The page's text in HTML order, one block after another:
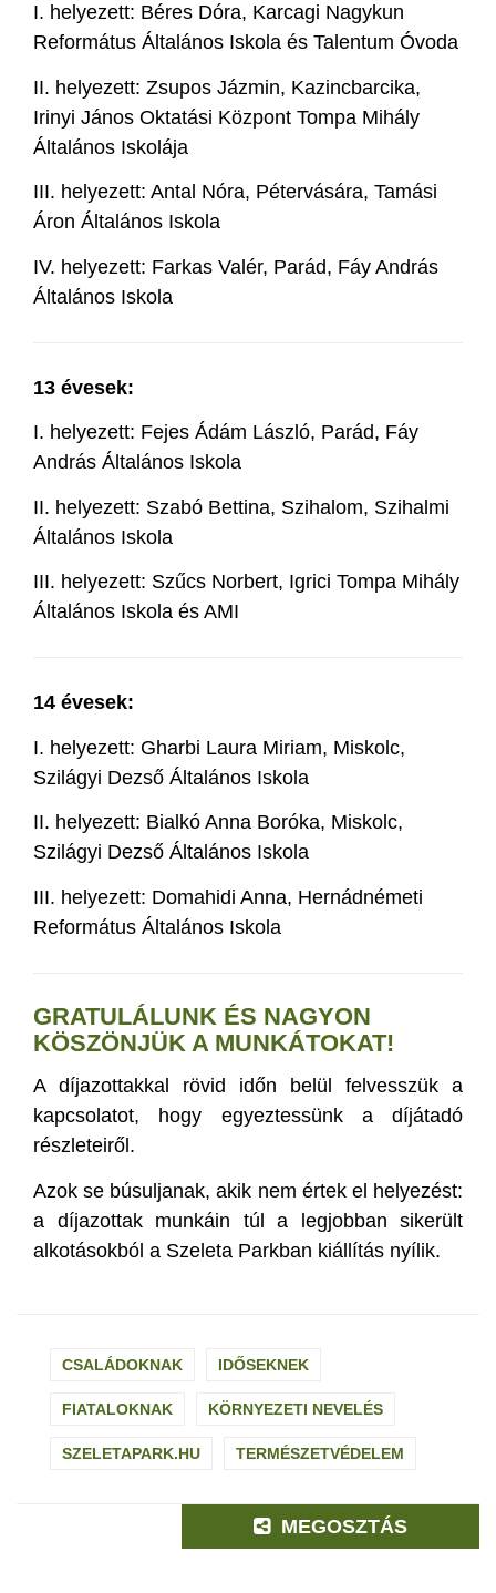
I. helyezett: Béres Dóra, Karcagi Nagykun
Református Általános Iskola és Talentum Óvoda
II. helyezett: Zsupos Jázmin, Kazincbarcika,
Irinyi János Oktatási Központ Tompa Mihály
Általános Iskolája
III. helyezett: Antal Nóra, Pétervására, Tamási
Áron Általános Iskola
IV. helyezett: Farkas Valér, Parád, Fáy András
Általános Iskola
13 évesek:
I. helyezett: Fejes Ádám László, Parád, Fáy
András Általános Iskola
II. helyezett: Szabó Bettina, Szihalom, Szihalmi
Általános Iskola
III. helyezett: Szűcs Norbert, Igrici Tompa Mihály
Általános Iskola és AMI
14 évesek:
I. helyezett: Gharbi Laura Miriam, Miskolc,
Szilágyi Dezső Általános Iskola
II. helyezett: Bialkó Anna Boróka, Miskolc,
Szilágyi Dezső Általános Iskola
III. helyezett: Domahidi Anna, Hernádnémeti
Református Általános Iskola
GRATULÁLUNK ÉS NAGYON
KÖSZÖNJÜK A MUNKÁTOKAT!
A díjazottakkal rövid időn belül felvesszük a
kapcsolatot, hogy egyeztessünk a díjátadó
részleteiről.
Azok se búsuljanak, akik nem értek el helyezést:
a díjazottak munkáin túl a legjobban sikerült
alkotásokból a Szeleta Parkban kiállítás nyílik.
CSALÁDOKNAK IDŐSEKNEK
FIATALOKNAK KÖRNYEZETI NEVELÉS
SZELETAPARK.HU TERMÉSZETVÉDELEM
MEGOSZTÁS